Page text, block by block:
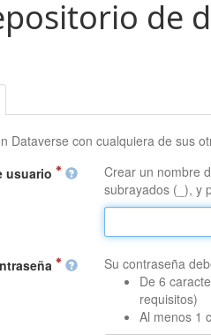
de
Dataverse con cualquiera de sus
usuario
Crear un nombre
subrayados (_), y
Su contraseña
De 6
requisitos)
Al menos 1